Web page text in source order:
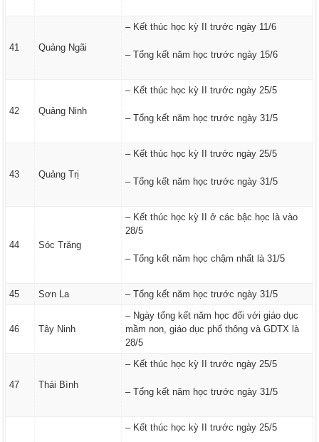
41 Quảng Ngãi
– Kết thúc học kỳ II trước ngày 11/6
– Tổng kết năm học trước ngày 15/6
42 Quảng Ninh
– Kết thúc học kỳ II trước ngày 25/5
– Tổng kết năm học trước ngày 31/5
43 Quảng Trị
– Kết thúc học kỳ II trước ngày 25/5
– Tổng kết năm học trước ngày 31/5
44 Sóc Trăng
– Kết thúc học kỳ II ở các bậc học là vào
28/5
– Tổng kết năm học chậm nhất là 31/5
45 Sơn La – Tổng kết năm học trước ngày 31/5
46 Tây Ninh
– Ngày tổng kết năm học đối với giáo dục
mầm non, giáo dục phổ thông và GDTX là
28/5
47 Thái Bình
– Kết thúc học kỳ II trước ngày 25/5
– Tổng kết năm học trước ngày 31/5
– Kết thúc học kỳ II trước ngày 25/5